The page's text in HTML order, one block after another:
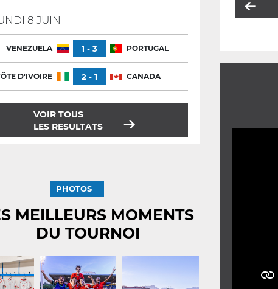
8 JUIN
VENEZUELA 1 - 3 PORTUGAL
D'IVOIRE 2 - 1 CANADA
VOIR TOUS
LES RESULTATS
PHOTOS
MEILLEURS MOMENTS
DU TOURNOI